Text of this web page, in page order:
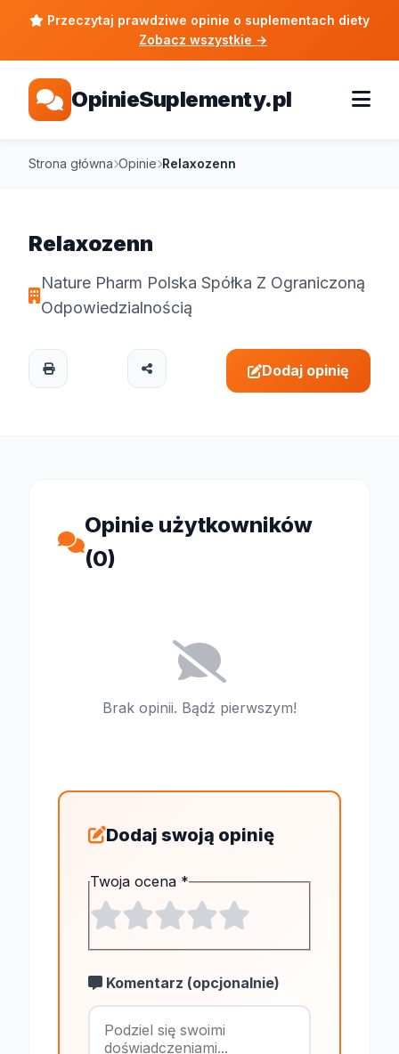
Przeczytaj prawdziwe opinie o suplementach diety
Zobacz wszystkie →
OpinieSuplementy.pl
Strona główna Opinie Relaxozenn
Relaxozenn
Nature Pharm Polska Spółka Z Ograniczoną
Odpowiedzialnością
Dodaj opinię
Opinie użytkowników
(0)
Brak opinii. Bądź pierwszym!
Dodaj swoją opinię
Twoja ocena *
Komentarz (opcjonalnie)
Maksymalnie